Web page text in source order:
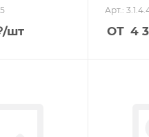
/шт
Арт.:
ОТ 4